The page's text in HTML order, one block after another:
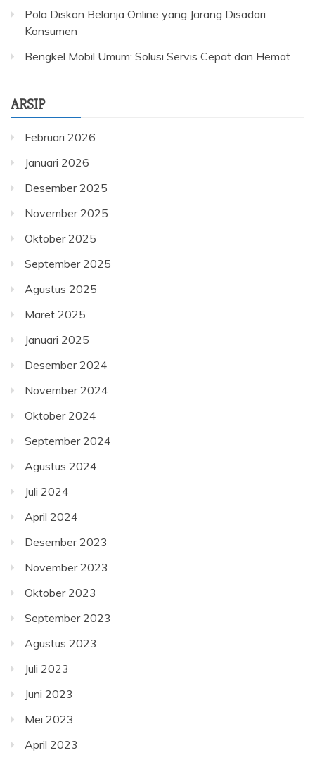
Pola Diskon Belanja Online yang Jarang Disadari
Konsumen
Bengkel Mobil Umum: Solusi Servis Cepat dan Hemat
ARSIP
Februari 2026
Januari 2026
Desember 2025
November 2025
Oktober 2025
September 2025
Agustus 2025
Maret 2025
Januari 2025
Desember 2024
November 2024
Oktober 2024
September 2024
Agustus 2024
Juli 2024
April 2024
Desember 2023
November 2023
Oktober 2023
September 2023
Agustus 2023
Juli 2023
Juni 2023
Mei 2023
April 2023